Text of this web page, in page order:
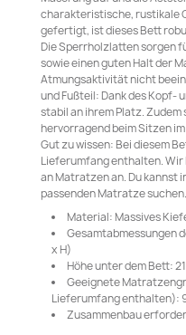
charakteristische, rustikale
gefertigt, ist dieses Bett
Die Sperrholzlatten sorgen
sowie einen guten Halt der
Atmungsaktivität nicht
und Fußteil: Dank des Kopf-
stabil an ihrem Platz.
hervorragend beim Sitzen
Gut zu wissen: Bei diesem
Lieferumfang enthalten. Wir
an Matratzen an. Du kannst
passenden Matratze suchen.
Material: Massives
Gesamtabmessungen
x H)
Höhe unter dem Bett:
Geeignete
Lieferumfang enthalten):
Zusammenbau